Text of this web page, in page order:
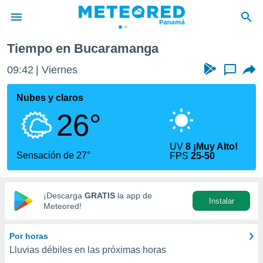
de
ha
calidad.
a este
las
y
digital
basada
Tiempo en Bucaramanga
09:42 Viernes ...
Nubes y claros
26°
Sensación de 27°
UV8 ¡Muy Alto!
FPS25-50
¡Descarga GRATIS la app de
Meteored!
Instalar
Por horas
Lluvias débiles en las próximas horas